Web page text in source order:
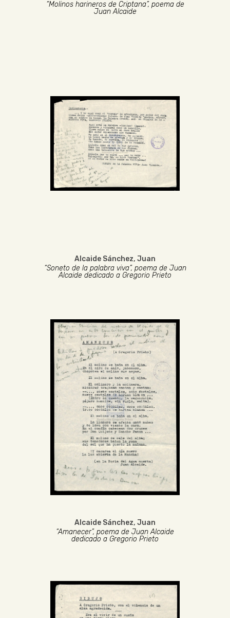
“Molinos harineros de Criptana”, poema de
Juan Alcaide
Alcaide Sánchez, Juan
“Soneto de la palabra viva”, poema de Juan
Alcaide dedicado a Gregorio Prieto
Alcaide Sánchez, Juan
“Amanecer”, poema de Juan Alcaide
dedicado a Gregorio Prieto